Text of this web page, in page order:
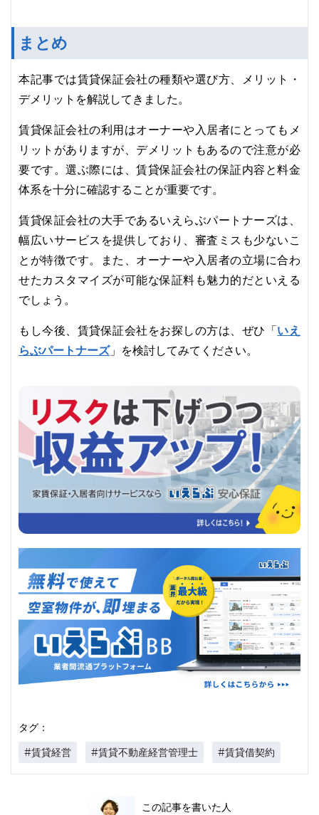
まとめ
本記事では賃貸保証会社の種類や選び方、メリット・
デメリットを解説してきました。
賃貸保証会社の利用はオーナーや入居者にとってもメ
リットがありますが、デメリットもあるので注意が必
要です。選ぶ際には、賃貸保証会社の保証内容と料金
体系を十分に確認することが重要です。
賃貸保証会社の大手であるいえらぶパートナーズは、
幅広いサービスを提供しており、審査ミスも少ないこ
とが特徴です。また、オーナーや入居者の立場に合わ
せたカスタマイズが可能な保証料も魅力的だといえる
でしょう。
もし今後、賃貸保証会社をお探しの方は、ぜひ「 いえ
らぶパートナーズ」を検討してみてください。
タグ：
#賃貸経営 #賃貸不動産経営管理士 #賃貸借契約
この記事を書いた人